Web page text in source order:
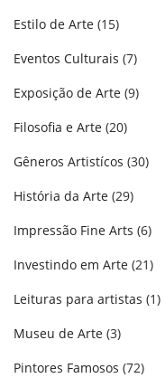
Estilo de Arte (15)
Eventos Culturais (7)
Exposição de Arte (9)
Filosofia e Arte (20)
Gêneros Artistícos (30)
História da Arte (29)
Impressão Fine Arts (6)
Investindo em Arte (21)
Leituras para artistas (1)
Museu de Arte (3)
Pintores Famosos (72)